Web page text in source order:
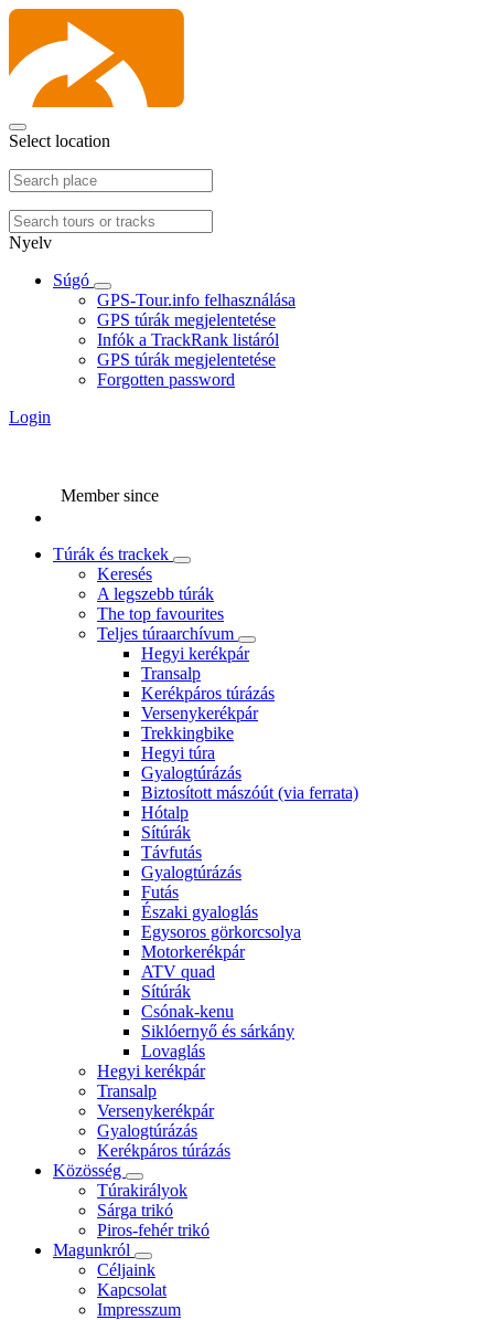
Select location
Nyelv
Súgó
GPS-Tour.info felhasználása
GPS túrák megjelentetése
Infók a TrackRank listáról
GPS túrák megjelentetése
Forgotten password
Login
Member since
Túrák és trackek
Keresés
A legszebb túrák
The top favourites
Teljes túraarchívum
Hegyi kerékpár
Transalp
Kerékpáros túrázás
Versenykerékpár
Trekkingbike
Hegyi túra
Gyalogtúrázás
Biztosított mászóút (via ferrata)
Hótalp
Sítúrák
Távfutás
Gyalogtúrázás
Futás
Északi gyaloglás
Egysoros görkorcsolya
Motorkerékpár
ATV quad
Sítúrák
Csónak-kenu
Siklóernyő és sárkány
Lovaglás
Hegyi kerékpár
Transalp
Versenykerékpár
Gyalogtúrázás
Kerékpáros túrázás
Közösség
Túrakirályok
Sárga trikó
Piros-fehér trikó
Magunkról
Céljaink
Kapcsolat
Impresszum